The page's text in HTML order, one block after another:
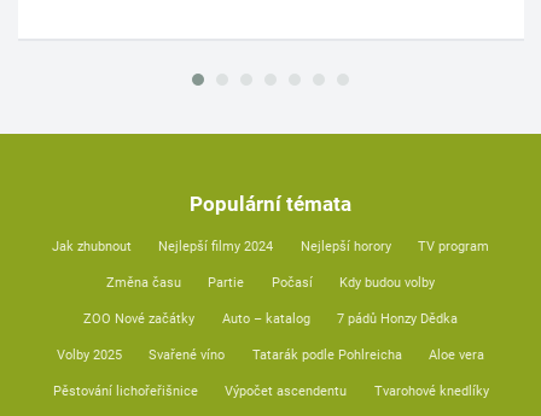
Populární témata
Jak zhubnout Nejlepší filmy 2024 Nejlepší horory TV program
Změna času Partie Počasí Kdy budou volby
ZOO Nové začátky Auto – katalog 7 pádů Honzy Dědka
Volby 2025 Svařené víno Tatarák podle Pohlreicha Aloe vera
Pěstování lichořeřišnice Výpočet ascendentu Tvarohové knedlíky